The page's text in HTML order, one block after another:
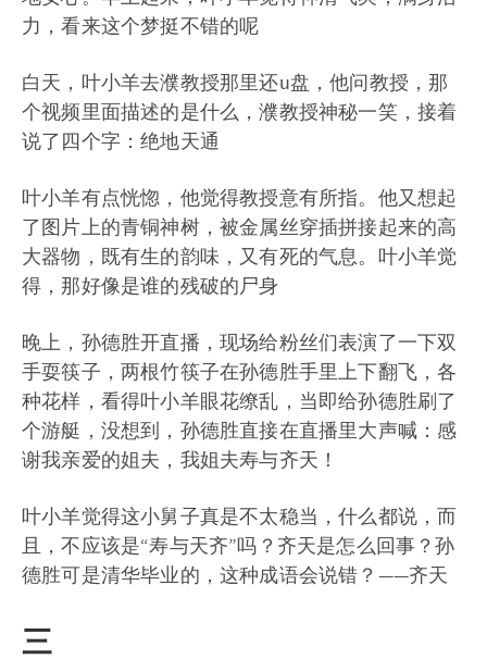
力，看来这个梦挺不错的呢
白天，叶小羊去濮教授那里还u盘，他问教授，那
个视频里面描述的是什么，濮教授神秘一笑，接着
说了四个字：绝地天通
叶小羊有点恍惚，他觉得教授意有所指。他又想起
了图片上的青铜神树，被金属丝穿插拼接起来的高
大器物，既有生的韵味，又有死的气息。叶小羊觉
得，那好像是谁的残破的尸身
晚上，孙德胜开直播，现场给粉丝们表演了一下双
手耍筷子，两根竹筷子在孙德胜手里上下翻飞，各
种花样，看得叶小羊眼花缭乱，当即给孙德胜刷了
个游艇，没想到，孙德胜直接在直播里大声喊：感
谢我亲爱的姐夫，我姐夫寿与齐天！
叶小羊觉得这小舅子真是不太稳当，什么都说，而
且，不应该是“寿与天齐”吗？齐天是怎么回事？孙
德胜可是清华毕业的，这种成语会说错？——齐天
三